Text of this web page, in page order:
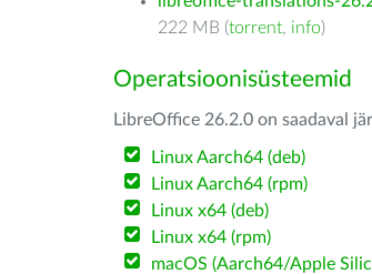
222 MB (torrent, info)
Operatsioonisüsteemid
LibreOffice 26.2.0 on saadaval
Linux Aarch64 (deb)
Linux Aarch64 (rpm)
Linux x64 (deb)
Linux x64 (rpm)
macOS (Aarch64/Apple